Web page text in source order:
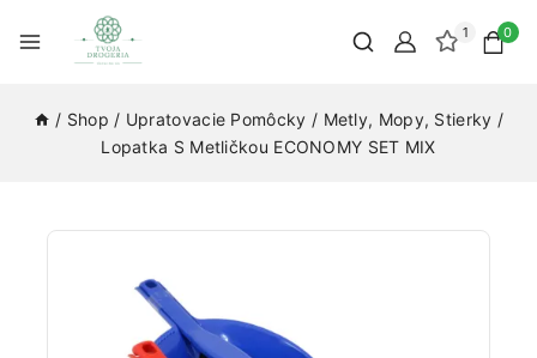
1 0
/ Shop / Upratovacie Pomôcky / Metly, Mopy, Stierky /
Lopatka S Metličkou ECONOMY SET MIX